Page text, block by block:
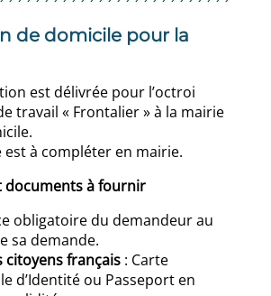
de domicile pour la
est délivrée pour l’octroi
travail « Frontalier » à la mairie
est à compléter en mairie.
documents à fournir
obligatoire du demandeur au
sa demande.
citoyens français : Carte
d’Identité ou Passeport en